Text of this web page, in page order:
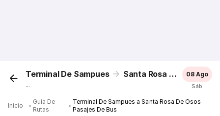
Terminal De Sampues Santa Rosa De Osos
...
08 Ago
Sáb
Inicio ＞
Guía De
Rutas
＞
Terminal De Sampues a Santa Rosa De Osos
Pasajes De Bus